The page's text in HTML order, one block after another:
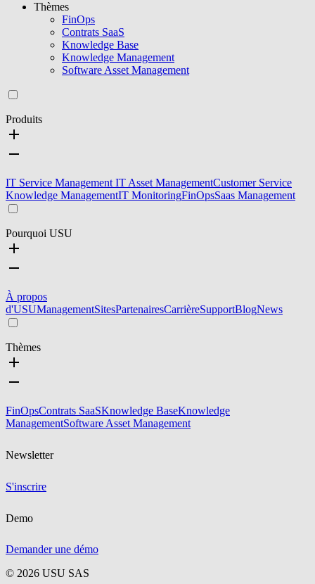
Thèmes
FinOps
Contrats SaaS
Knowledge Base
Knowledge Management
Software Asset Management
Produits
IT Service Management IT Asset ManagementCustomer Service
Knowledge ManagementIT MonitoringFinOpsSaas Management
Pourquoi USU
À propos
d'USUManagementSitesPartenairesCarrièreSupportBlogNews
Thèmes
FinOpsContrats SaaSKnowledge BaseKnowledge
ManagementSoftware Asset Management
Newsletter
S'inscrire
Demo
Demander une démo
© 2026 USU SAS